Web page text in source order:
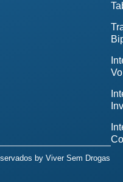
by Viver Sem Drogas